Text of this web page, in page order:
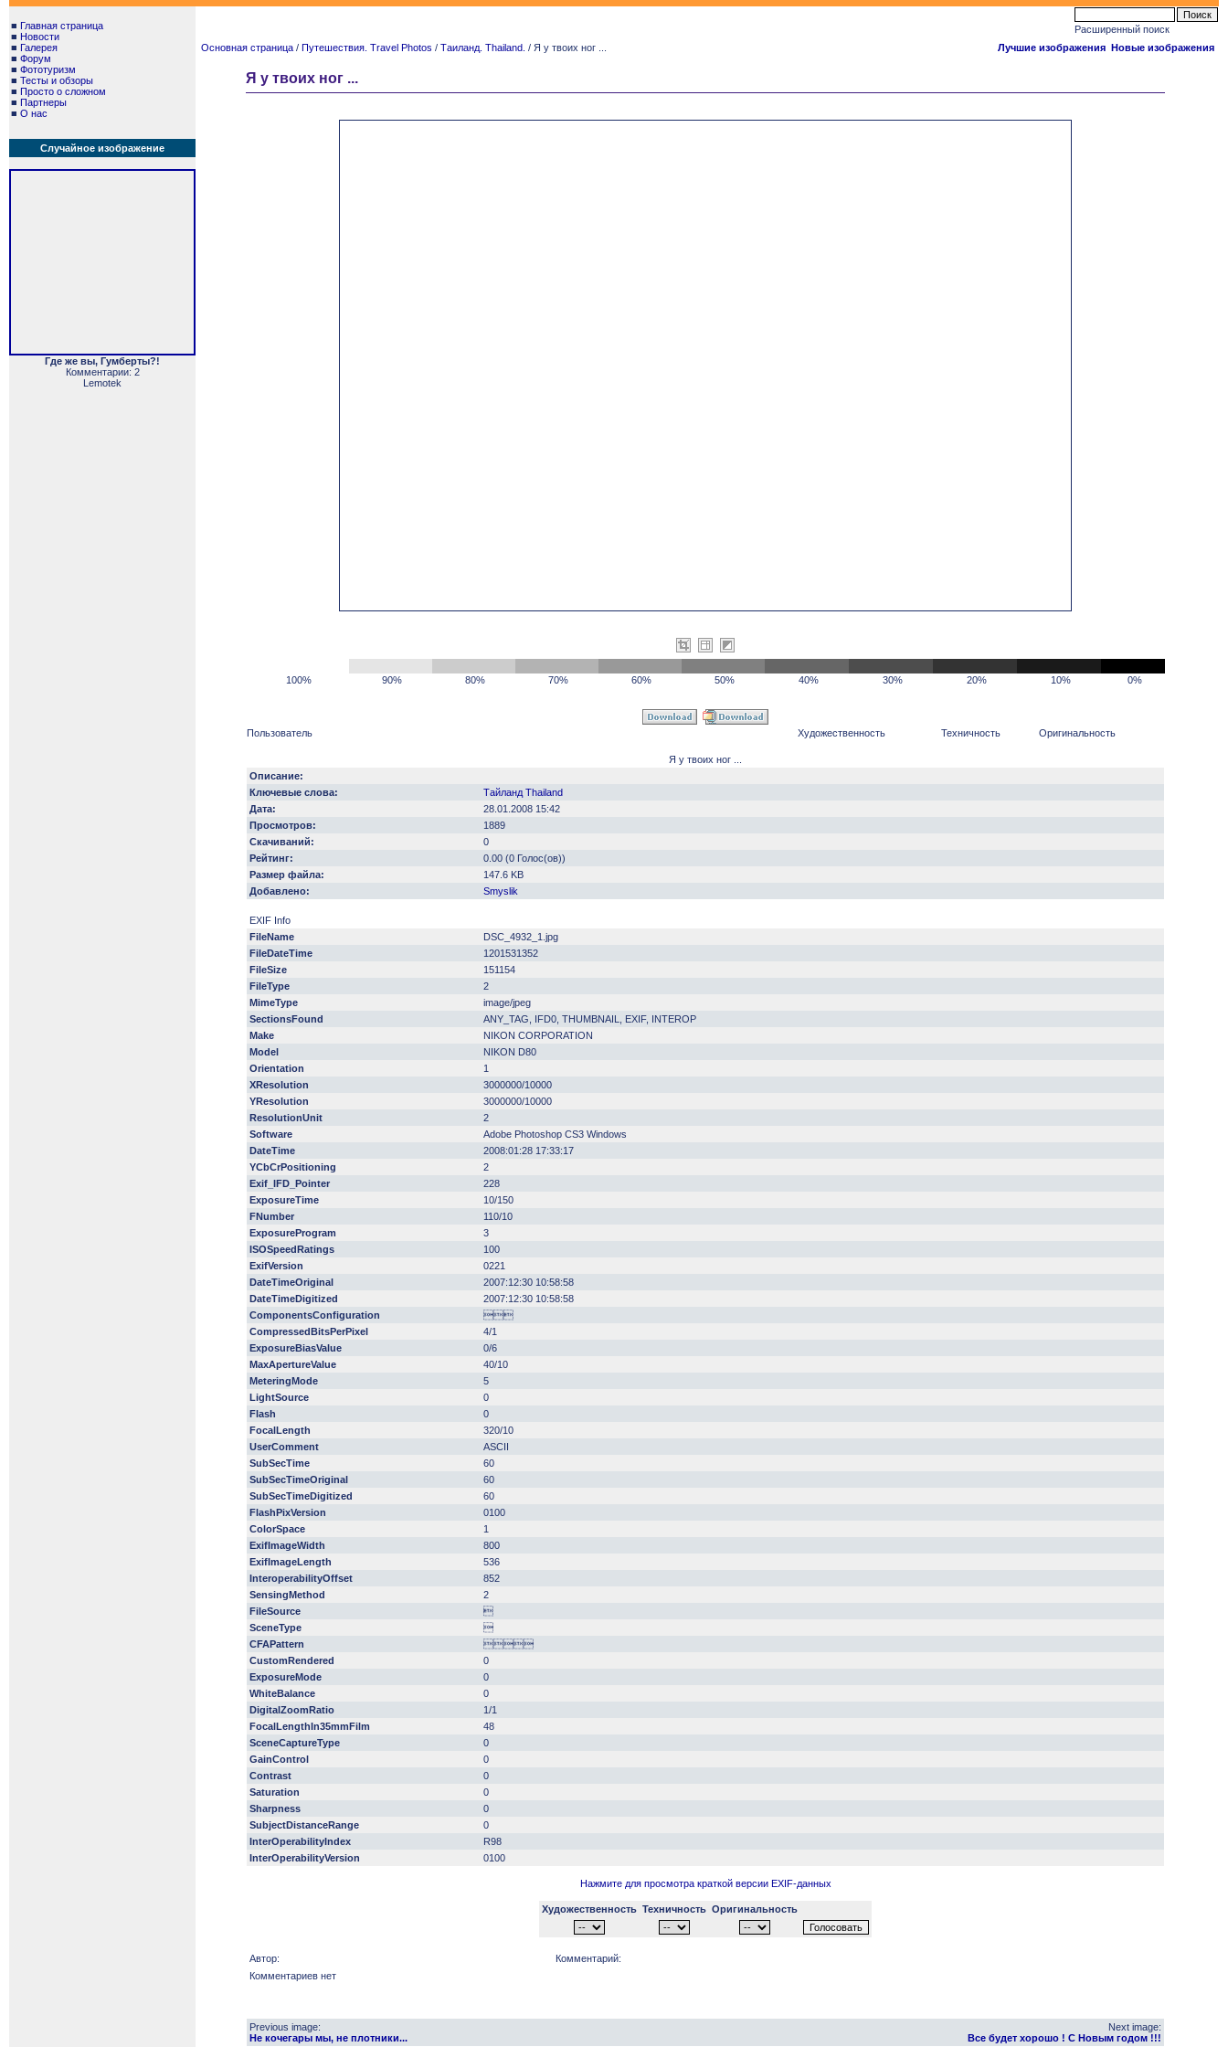
■ Главная страница
■ Новости
■ Галерея
■ Форум
■ Фототуризм
■ Тесты и обзоры
■ Просто о сложном
■ Партнеры
■ О нас
Случайное изображение
Где же вы, Гумберты?!
Комментарии: 2
Lemotek
Расширенный поиск
Основная страница / Путешествия. Travel Photos / Таиланд. Thailand. / Я у твоих ног ... Лучшие изображения Новые изображения
Я у твоих ног ...
100% 90% 80% 70% 60% 50% 40% 30% 20% 10% 0%
Пользователь Художественность Техничность Оригинальность
Я у твоих ног ...
Описание:
Ключевые слова:
Тайланд Thailand
Дата:
28.01.2008 15:42
Просмотров:
1889
Скачиваний:
0
Рейтинг:
0.00 (0 Голос(ов))
Размер файла:
147.6 KB
Добавлено:
Smyslik
EXIF Info
FileName
DSC_4932_1.jpg
FileDateTime
1201531352
FileSize
151154
FileType
2
MimeType
image/jpeg
SectionsFound
ANY_TAG, IFD0, THUMBNAIL, EXIF, INTEROP
Make
NIKON CORPORATION
Model
NIKON D80
Orientation
1
XResolution
3000000/10000
YResolution
3000000/10000
ResolutionUnit
2
Software
Adobe Photoshop CS3 Windows
DateTime
2008:01:28 17:33:17
YCbCrPositioning
2
Exif_IFD_Pointer
228
ExposureTime
10/150
FNumber
110/10
ExposureProgram
3
ISOSpeedRatings
100
ExifVersion
0221
DateTimeOriginal
2007:12:30 10:58:58
DateTimeDigitized
2007:12:30 10:58:58
ComponentsConfiguration

CompressedBitsPerPixel
4/1
ExposureBiasValue
0/6
MaxApertureValue
40/10
MeteringMode
5
LightSource
0
Flash
0
FocalLength
320/10
UserComment
ASCII
SubSecTime
60
SubSecTimeOriginal
60
SubSecTimeDigitized
60
FlashPixVersion
0100
ColorSpace
1
ExifImageWidth
800
ExifImageLength
536
InteroperabilityOffset
852
SensingMethod
2
FileSource

SceneType

CFAPattern

CustomRendered
0
ExposureMode
0
WhiteBalance
0
DigitalZoomRatio
1/1
FocalLengthIn35mmFilm
48
SceneCaptureType
0
GainControl
0
Contrast
0
Saturation
0
Sharpness
0
SubjectDistanceRange
0
InterOperabilityIndex
R98
InterOperabilityVersion
0100
Нажмите для просмотра краткой версии EXIF-данных
Художественность Техничность Оригинальность
Автор:
Комментарий:
Комментариев нет
Previous image:
Не кочегары мы, не плотники...
Next image:
Все будет хорошо ! С Новым годом !!!